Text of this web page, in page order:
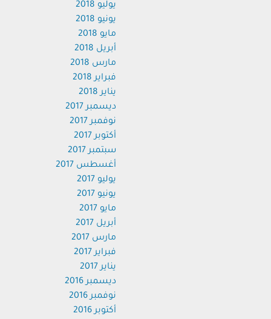
يوليو 2018
يونيو 2018
مايو 2018
أبريل 2018
مارس 2018
فبراير 2018
يناير 2018
ديسمبر 2017
نوفمبر 2017
أكتوبر 2017
سبتمبر 2017
أغسطس 2017
يوليو 2017
يونيو 2017
مايو 2017
أبريل 2017
مارس 2017
فبراير 2017
يناير 2017
ديسمبر 2016
نوفمبر 2016
أكتوبر 2016